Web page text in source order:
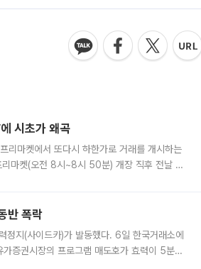
시초가 왜곡
리마켓에서 또다시 하한가로 거래를 개시하는
마켓(오전 8시~8시 50분) 개장 직후 전날 정
반 폭락
지(사이드카)가 발동했다. 6일 한국거래소에
증권시장의 프로그램 매도호가 효력이 5분간